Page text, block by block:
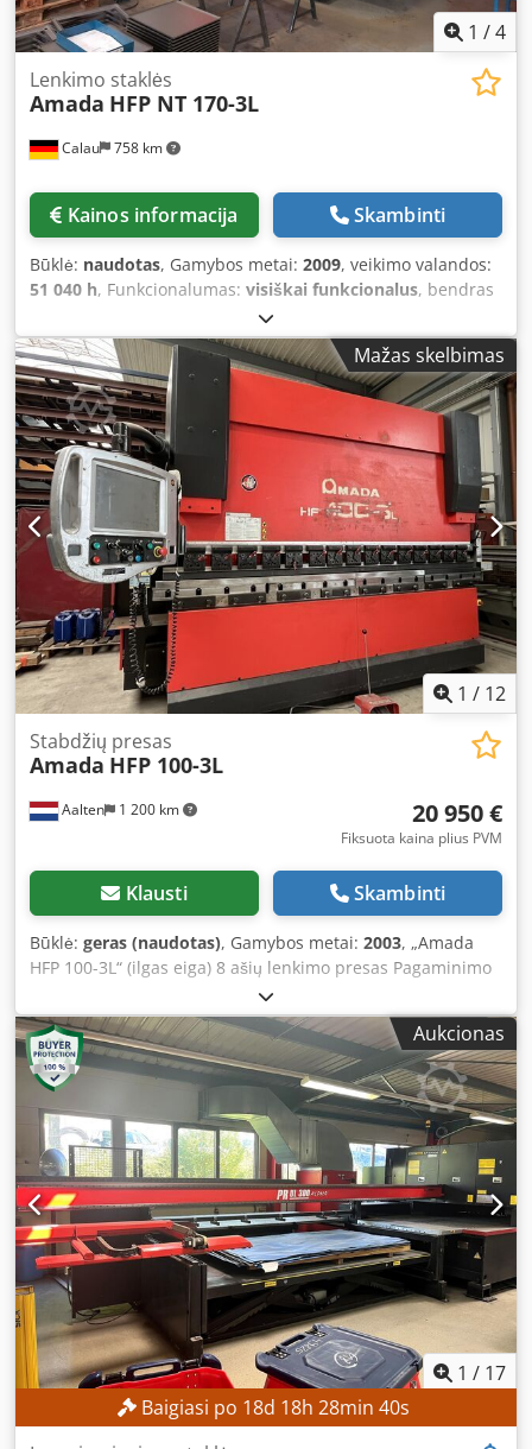
1 /4
Calau 758 km
Lenkimo staklės
Amada HFP NT 170-3L
Kainos informacija Skambinti
Būklė: naudotas, Gamybos metai: 2009, veikimo valandos:
51 040 h, Funkcionalumas: visiškai funkcionalus, bendras
, bendras ilgis:
aukštis:3 150 mm, bendras plotis:4 550 mm, eigos ilgis:
350 mm, įvesties srovės tipas:trifazis, spaudimo jėga:170
t, įėjimo įtampa:400 V
, Parduodame naudotą „Amada HFP
NT 170-3L“ lenkimo staklę, pagamintą 2009 m. Maksimali
presavimo jėga: 1700 kN Maksimalus eigos ilgis: 350 mm
Svoris: 12400 kg Garso slėgio lygis: 75 dB(A) Įtampa:
400/415 V Dažnis: 50 Hz Fazių skaičius: 3 Įdiegta galia: 16,5
kW Djdpfezk Dinsx Apnjck Nominali srovė: 28,6 A
Pagaminimo data: 2009-03 Serijos numeris: HFP NT 170-3L
B090020 Jei turite klausimų arba norite gauti daugiau
informacijos, nedvejodami susisiekite su mumis.
Mažas skelbimas
1 / 12
Aalten 1 200 km
Stabdžių presas
Amada HFP 100-3L
20 950 €
Fiksuota kaina plius PVM
Klausti Skambinti
Būklė: geras (naudotas), Gamybos metai: 2003, „Amada
HFP 100-3L“ (ilgas eiga) 8 ašių lenkimo presas Pagaminimo
metai: 2003 Talpa: 100 tonų Maks. lenkimo ilgis: 3110 mm
Standartinė eiga: 350 mm Artėjimo greitis: 100 mm/s
Lenkimo greitis: 10 mm/s Grįžimo greitis: 100 mm/s Svoris:
7100 kg Matmenys Staklių ilgis: 4498 mm Staklių plotis:
2450 mm Balko plotis: 60 mm Atstumas tarp šoninių
atramų: 2705 mm Dodpfx Aevn S I Dopnjck Staklių aukštis:
2860 mm Atidaryto aukštis: 620 mm CNC valdymo tipas:
AMNC Ekranas: jutiklinis ekranas „Akas“ lazerinė apsaugos
sistema Valdomos ašys: 8 ašys, Y1, Y2, X1, X2, R1, R2, Z1, Z2
Yra dokumentacija „Digipro“ kampų matavimo sistema
Pristatomas su 1 įrankių komplektu
Aukcionas
1 / 17
Baigiasi po 18d 18h 28min 38s